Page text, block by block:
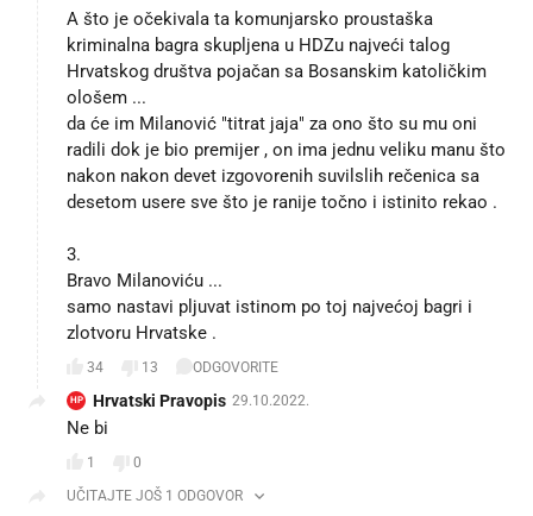
A što je očekivala ta komunjarsko proustaška
kriminalna bagra skupljena u HDZu najveći talog
Hrvatskog društva pojačan sa Bosanskim katoličkim
ološem ...
da će im Milanović "titrat jaja" za ono što su mu oni
radili dok je bio premijer , on ima jednu veliku manu što
nakon nakon devet izgovorenih suvilslih rečenica sa
desetom usere sve što je ranije točno i istinito rekao .
3.
Bravo Milanoviću ...
samo nastavi pljuvat istinom po toj najvećoj bagri i
zlotvoru Hrvatske .
34 13 ODGOVORITE
HP Hrvatski Pravopis 29.10.2022.
Ne bi
1
0
UČITAJTE JOŠ 1 ODGOVOR